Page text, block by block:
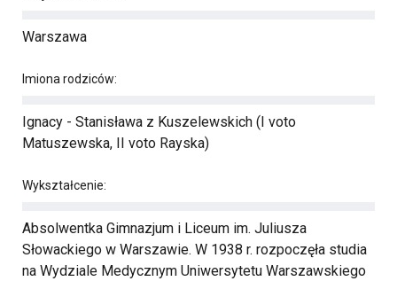
Warszawa
Imiona rodziców:
Ignacy - Stanisława z Kuszelewskich (I voto
Matuszewska, II voto Rayska)
Wykształcenie:
Absolwentka Gimnazjum i Liceum im. Juliusza
Słowackiego w Warszawie. W 1938 r. rozpoczęła studia
na Wydziale Medycznym Uniwersytetu Warszawskiego